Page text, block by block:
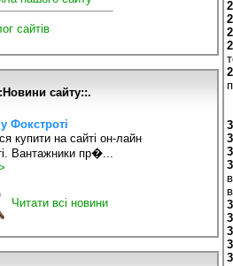
сайтів
сайту::.
Фокстроті
купити на сайті он-лайн
Вантажники пр�...
Читати всі новини